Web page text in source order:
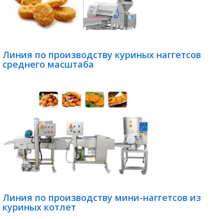
Линия по производству куриных наггетсов
среднего масштаба
Линия по производству мини-наггетсов из
куриных котлет